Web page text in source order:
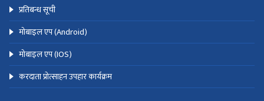
प्रतिबन्ध सूची
मोबाइल एप (Android)
मोबाइल एप (IOS)
करदाता प्रोत्साहन उपहार कार्यक्रम